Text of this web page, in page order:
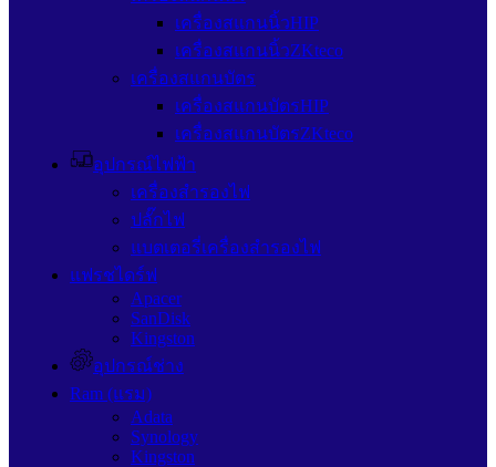
เครื่องสแกนนิ้วHIP
เครื่องสแกนนิ้วZKteco
เครื่องสแกนบัตร
เครื่องสแกนบัตรHIP
เครื่องสแกนบัตรZKteco
อุปกรณ์ไฟฟ้า
เครื่องสำรองไฟ
ปลั๊กไฟ
แบตเตอรี่เครื่องสำรองไฟ
แฟรชไดร์ฟ
Apacer
SanDisk
Kingston
อุปกรณ์ช่าง
Ram (แรม)
Adata
Synology
Kingston